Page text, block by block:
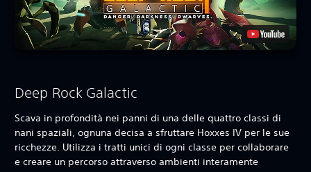
Deep Rock Galactic
Scava in profondità nei panni di una delle quattro classi di
nani spaziali, ognuna decisa a sfruttare Hoxxes IV per le sue
ricchezze. Utilizza i tratti unici di ogni classe per collaborare
e creare un percorso attraverso ambienti interamente